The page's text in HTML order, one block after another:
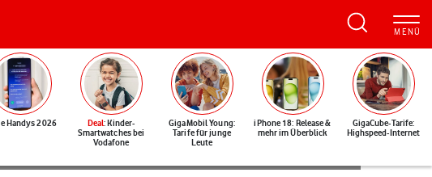
Handys 2026 Deal: Kinder-
Smartwatches bei
Vodafone
GigaMobil Young:
Tarife für junge
Leute
iPhone 18: Release &
mehr im Überblick
GigaCube-Tarife:
Highspeed-Internet